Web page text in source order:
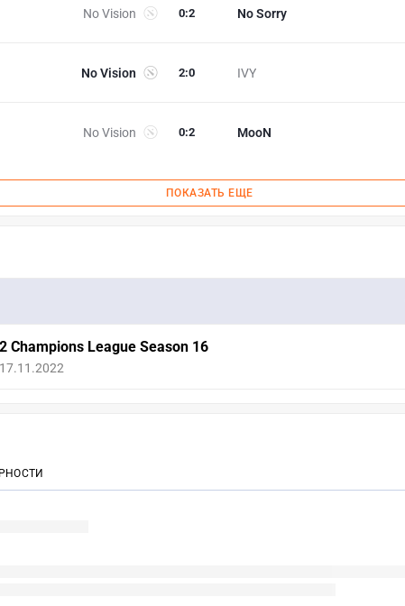
No Vision No Sorry
0:2
No Vision IVY
2:0
No Vision MooN
0:2
ПОКАЗАТЬ ЕЩЕ
Champions League Season 16